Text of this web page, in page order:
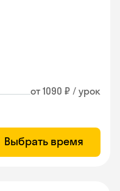
от 1090 ₽ / урок
Выбрать время